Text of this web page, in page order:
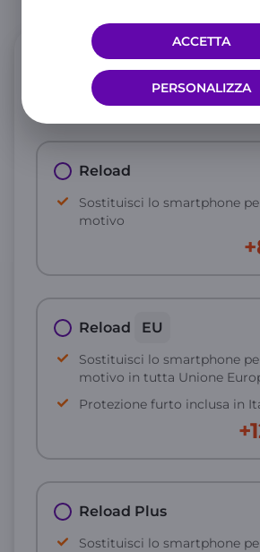
PERSONALIZZA
ACCETTA
Proteggi il tuo Magic
Protezione
Reload
Sostituisci lo smartphone
motivo
Reload EU
Sostituisci lo smartphone
motivo in tutta Unione
Protezione furto inclusa in
Reload Plus
Sostituisci lo smartphone